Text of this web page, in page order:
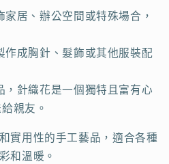
家居、辦公空間或特殊場合，
作成胸針、髮飾或其他服裝配
，針織花是一個獨特且富有心
親友。
實用性的手工藝品，適合各種
和溫暖。